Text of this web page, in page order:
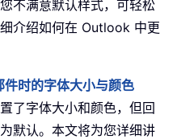
不满意默认样式，可轻松
介绍如何在 Outlook 中更
时的字体大小与颜色
了字体大小和颜色，但回
默认。本文将为您详细讲